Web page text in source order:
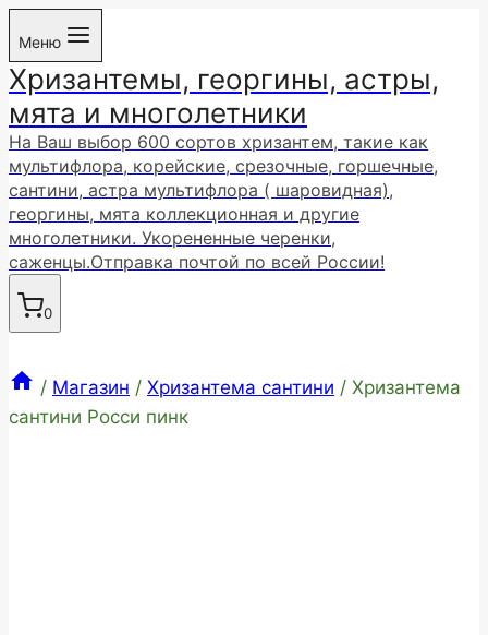
Перейти
содержимому
Меню
Хризантемы, георгины, астры,
мята и многолетники
На Ваш выбор 600 сортов хризантем, такие как
мультифлора, корейские, срезочные, горшечные,
сантини, астра мультифлора ( шаровидная),
георгины, мята коллекционная и другие
многолетники. Укорененные черенки,
саженцы.Отправка почтой по всей России!
0
/ Магазин / Хризантема сантини / Хризантема
сантини Росси пинк